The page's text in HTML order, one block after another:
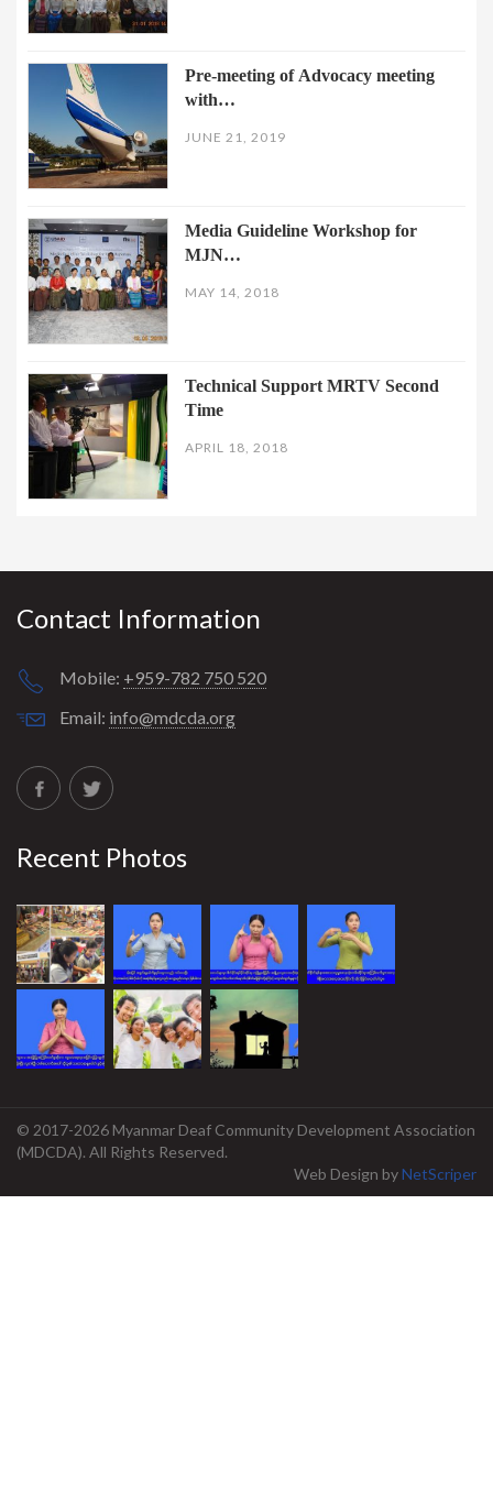
Pre-meeting of Advocacy meeting
with…
JUNE 21, 2019
Media Guideline Workshop for
MJN…
MAY 14, 2018
Technical Support MRTV Second
Time
APRIL 18, 2018
Contact Information
Mobile: +959-782 750 520
Email: info@mdcda.org
Recent Photos
© 2017-2026 Myanmar Deaf Community Development Association
(MDCDA). All Rights Reserved.
Web Design byNetScriper